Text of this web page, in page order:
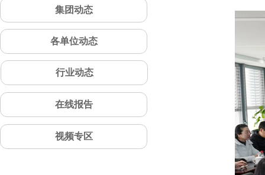
集团动态
各单位动态
在线报告
行业动态
视频专区